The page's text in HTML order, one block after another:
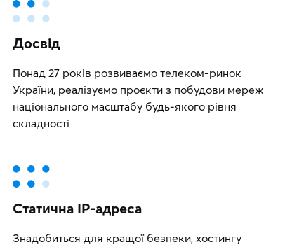
Досвід
Понад 27 років розвиваємо телеком-ринок
України, реалізуємо проєкти з побудови мереж
національного масштабу будь-якого рівня
складності
Статична ІР-адреса
Знадобиться для кращої безпеки, хостингу